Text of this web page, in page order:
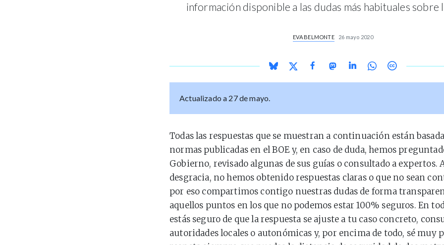
información disponible a las dudas más habituales sobre
EVA BELMONTE 26 mayo 2020
Actualizado a 27 de mayo.
Todas las respuestas que se muestran a continuación están
normas publicadas en el BOE y, en caso de duda, hemos
Gobierno, revisado algunas de sus guías o consultado a expertos.
desgracia, no hemos obtenido respuestas claras o que no sean
por eso compartimos contigo nuestras dudas de forma
aquellos puntos en los que no podemos estar 100% seguros. En
estás seguro de que la respuesta se ajuste a tu caso concreto,
autoridades locales o autonómicas y, por encima de todo, sé muy